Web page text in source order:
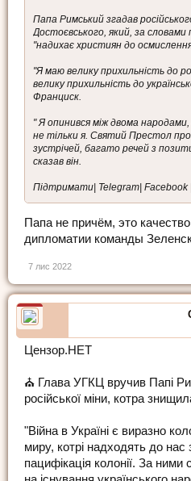
Папа Римський згадав
Достоєвського, який, за словами
"надихає християн до
"Я маю велику прихильність до
велику прихильність до
Франциск.
" Я опинився між двома
не тільки я. Святий Престол
зустрічей, багато речей з
сказав він.
Підтримати| Telegram| Facebook
Папа не причём, это
дипломатии команды
7 лис 2022
Цензор.НЕТ
⛪️ Глава УГКЦ вручив Папі
російської міни, котра
"Війна в Україні є виразно
миру, котрі надходять до нас
пацифікація колонії. За ними